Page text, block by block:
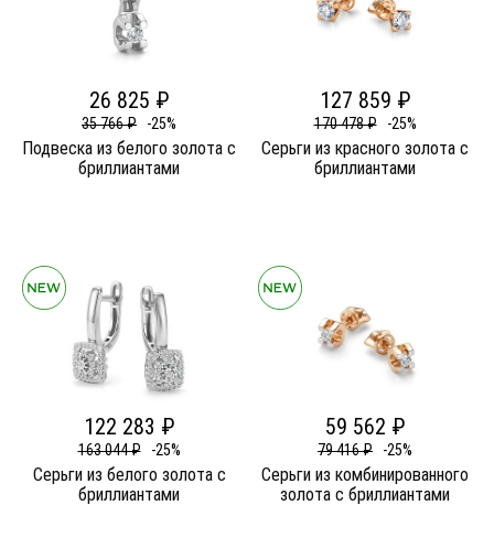
26 825 ₽
35 766 ₽ -25%
Подвеска из белого золота c
бриллиантами
127 859 ₽
170 478 ₽ -25%
Серьги из красного золота c
бриллиантами
122 283 ₽
163 044 ₽ -25%
Серьги из белого золота c
бриллиантами
59 562 ₽
79 416 ₽ -25%
Серьги из комбинированного
золота c бриллиантами